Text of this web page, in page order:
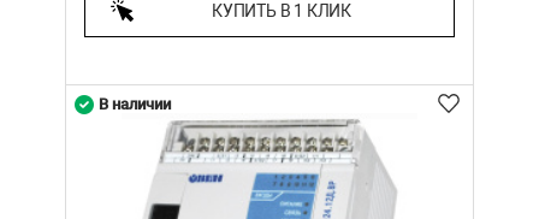
КУПИТЬ В 1 КЛИК
В наличии